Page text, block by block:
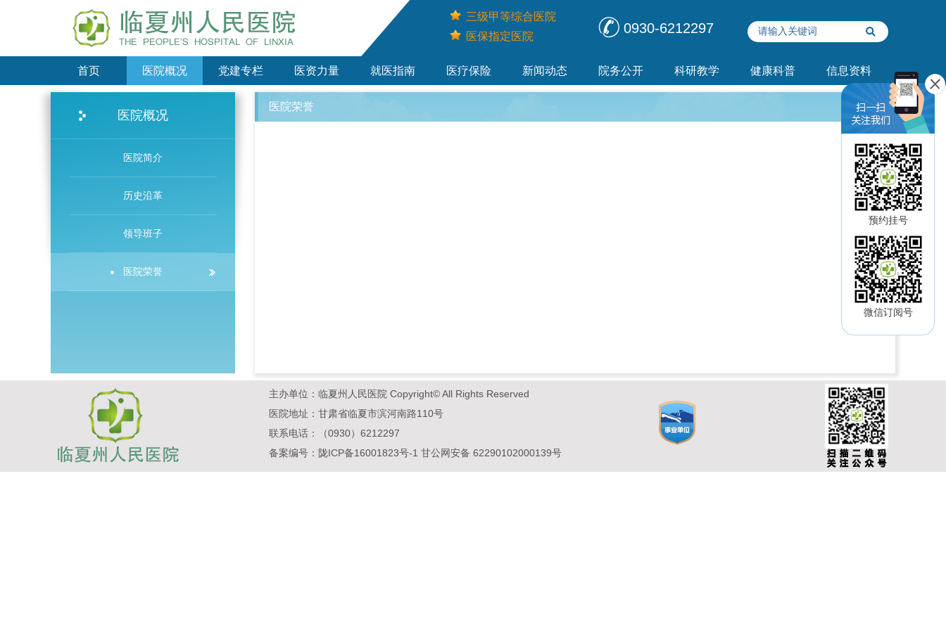
三级甲等综合医院
医保指定医院
0930-6212297
首页 医院概况 党建专栏 医资力量 就医指南 医疗保险 新闻动态 院务公开 科研教学 健康科普 信息资料
医院概况
医院简介
历史沿革
领导班子
医院荣誉
医院荣誉
主办单位：临夏州人民医院 Copyright© All Rights Reserved
医院地址：甘肃省临夏市滨河南路110号
联系电话：（0930）6212297
备案编号： 陇ICP备16001823号-1 甘公网安备 ​​​62290102000139号
预约挂号
微信订阅号